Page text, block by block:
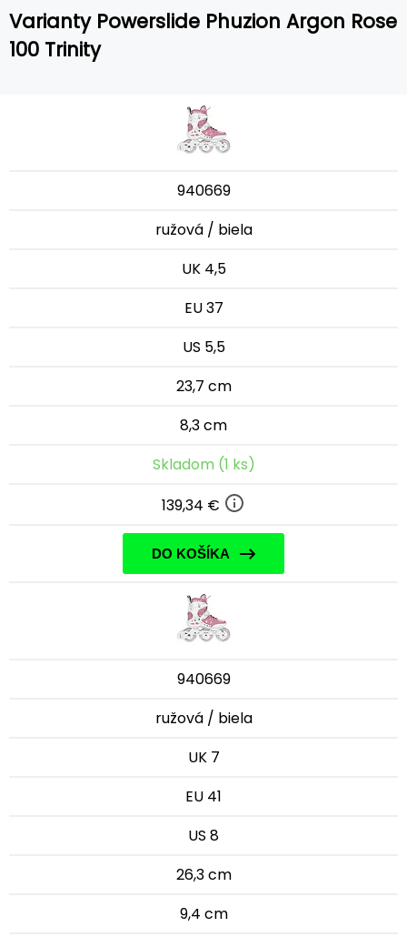
Varianty Powerslide Phuzion Argon Rose
100 Trinity
940669
ružová / biela
UK 4,5
EU 37
US 5,5
23,7 cm
8,3 cm
Skladom (1 ks)
139,34 €
DO KOŠÍKA
940669
ružová / biela
UK 7
EU 41
US 8
26,3 cm
9,4 cm